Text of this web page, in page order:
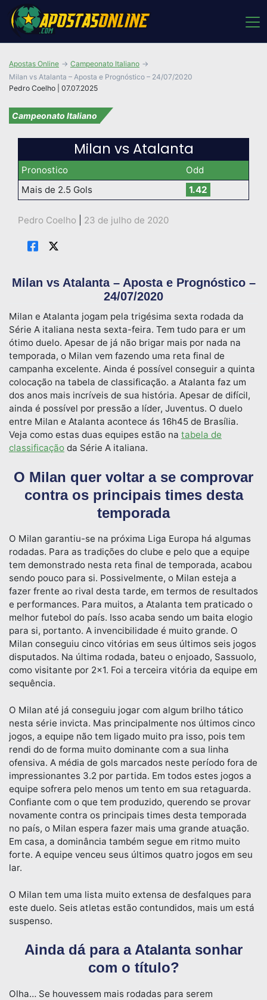
Pedro Coelho | 07.07.2025
Apostas Online
Campeonato Italiano
Milan vs Atalanta – Aposta e Prognóstico – 24/07/2020
Campeonato Italiano
Milan vs Atalanta
Pronostico
Odd
Mais de 2.5 Gols
1.42
Pedro Coelho 23 de julho de 2020
Milan vs Atalanta – Aposta e Prognóstico –
24/07/2020
Milan e Atalanta jogam pela trigésima sexta rodada da
Série A italiana nesta sexta-feira. Tem tudo para er um
ótimo duelo. Apesar de já não brigar mais por nada na
temporada, o Milan vem fazendo uma reta final de
campanha excelente. Ainda é possível conseguir a quinta
colocação na tabela de classificação. a Atalanta faz um
dos anos mais incríveis de sua história. Apesar de difícil,
ainda é possível por pressão a líder, Juventus. O duelo
entre Milan e Atalanta acontece ás 16h45 de Brasília.
Veja como estas duas equipes estão na tabela de
classificação da Série A italiana.
O Milan quer voltar a se comprovar
contra os principais times desta
temporada
O Milan garantiu-se na próxima Liga Europa há algumas
rodadas. Para as tradições do clube e pelo que a equipe
tem demonstrado nesta reta final de temporada, acabou
sendo pouco para si. Possivelmente, o Milan esteja a
fazer frente ao rival desta tarde, em termos de resultados
e performances. Para muitos, a Atalanta tem praticado o
melhor futebol do país. Isso acaba sendo um baita elogio
para si, portanto. A invencibilidade é muito grande. O
Milan conseguiu cinco vitórias em seus últimos seis jogos
disputados. Na última rodada, bateu o enjoado, Sassuolo,
como visitante por 2×1. Foi a terceira vitória da equipe em
sequência.
O Milan até já conseguiu jogar com algum brilho tático
nesta série invicta. Mas principalmente nos últimos cinco
jogos, a equipe não tem ligado muito pra isso, pois tem
rendi do de forma muito dominante com a sua linha
ofensiva. A média de gols marcados neste período fora de
impressionantes 3.2 por partida. Em todos estes jogos a
equipe sofrera pelo menos um tento em sua retaguarda.
Confiante com o que tem produzido, querendo se provar
novamente contra os principais times desta temporada
no país, o Milan espera fazer mais uma grande atuação.
Em casa, a dominância também segue em ritmo muito
forte. A equipe venceu seus últimos quatro jogos em seu
lar.
O Milan tem uma lista muito extensa de desfalques para
este duelo. Seis atletas estão contundidos, mais um está
suspenso.
Ainda dá para a Atalanta sonhar
com o título?
Olha… Se houvessem mais rodadas para serem